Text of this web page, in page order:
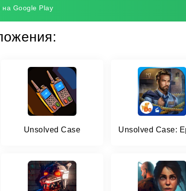
на Google Play
Unsolved Case